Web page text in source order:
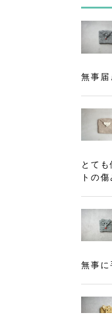
無事届
とて
トの
無事